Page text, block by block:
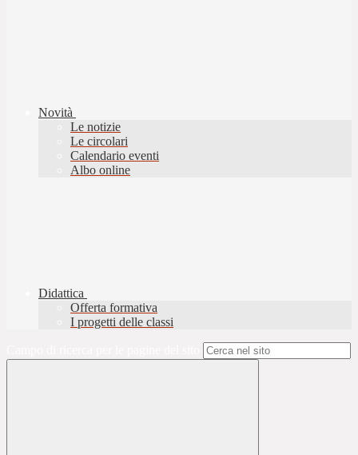
Novità
Le notizie
Le circolari
Calendario eventi
Albo online
Didattica
Offerta formativa
I progetti delle classi